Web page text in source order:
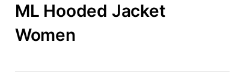
ML Hooded Jacket
Women